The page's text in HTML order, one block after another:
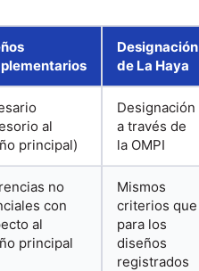
Designación
de La Haya
al
principal)
Designación
a través de
la OMPI
no
con
al
principal
Mismos
criterios que
para los
diseños
registrados